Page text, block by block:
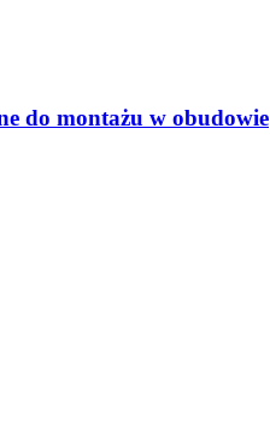
do montażu w obudowie